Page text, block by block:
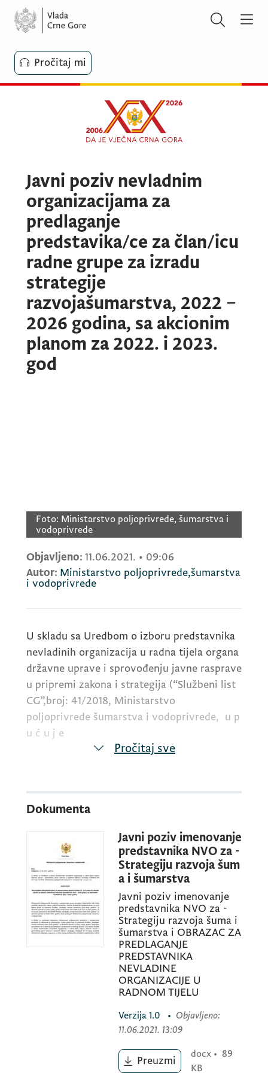
Pročitaj mi
Javni poziv nevladnim
organizacijama za
predlaganje
predstavika/ce za član/icu
radne grupe za izradu
strategije
razvojašumarstva, 2022 –
2026 godina, sa akcionim
planom za 2022. i 2023.
god
Foto: Ministarstvo poljoprivrede, šumarstva i
vodoprivrede
Objavljeno: 11.06.2021. • 09:06
Autor: Ministarstvo poljoprivrede,šumarstva
i vodoprivrede
U skladu sa Uredbom o izboru predstavnika
nevladinih organizacija u radna tijela organa
državne uprave i sprovođenju javne rasprave
u pripremi zakona i strategija (“Službeni list
CG”,broj: 41/2018, Ministarstvo
poljoprivrede šumarstva i vodoprivrede, u p
u ć u j e
PREDLAGANJE PREDSTAVNIKA/CE ZA
ČLANA/ICU RADNE GRUPE ZA IZRADU
STRATEGIJE RAZVOJA ŠUMARSTVA, 2022 –
2026 godina, SA AKCIONIM PLANOM ZA
2022. i 2023. godinu
Ministarstvo poljoprivrede šumarstva i
vodoprivrede poziva nevladine organizacije,
koje imaju utvrđene djelatnosti i ciljeve u
oblasti šumarstva i lovstva, da predlože
kandidata/kinju, za člana Radne grupe za
pripremu Predlog ,,Strategije razvoja
planom za 2022 i 2023. godinu Programom
Pročitaj sve
Dokumenta
Javni poziv imenovanje
predstavnika NVO za -
Strategiju razvoja šum
a i šumarstva
Javni poziv imenovanje
predstavnika NVO za -
Strategiju razvoja šuma i
šumarstva i OBRAZAC ZA
PREDLAGANJE
PREDSTAVNIKA
NEVLADINE
ORGANIZACIJE U
RADNOM TIJELU
Verzija 1.0 • Objavljeno:
11.06.2021. 13:09
Preuzmi
docx • 89
KB